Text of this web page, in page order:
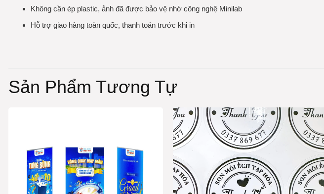
Không cần ép plastic, ảnh đã được bảo vệ nhờ công nghệ Minilab
Hỗ trợ giao hàng toàn quốc, thanh toán trước khi in
Sản Phẩm Tương Tự